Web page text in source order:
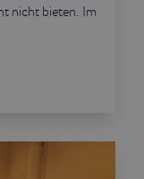
nicht bieten. Im